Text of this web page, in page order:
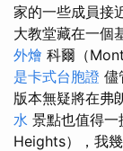
家的一些成員接
大教堂藏在一個
外燴 科爾（
是卡式台胞證 儘
版本無疑將在弗
水 景點也值得
Heights），我